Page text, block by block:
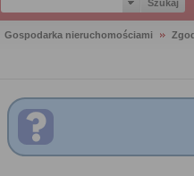
Gospodarka nieruchomościami